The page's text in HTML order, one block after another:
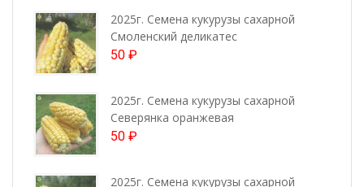
2025г. Семена кукурузы сахарной
Смоленский деликатес
50 ₽
2025г. Семена кукурузы сахарной
Северянка оранжевая
50 ₽
2025г. Семена кукурузы сахарной